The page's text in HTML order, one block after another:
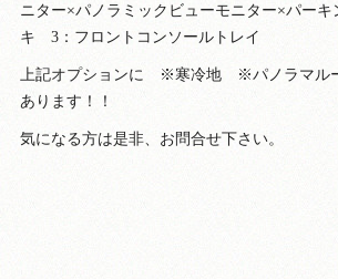
ニター×パノラミックビューモニター×パーキ
キ 3：フロントコンソールトレイ
上記オプションに ※寒冷地 ※パノラマル
あります！！
気になる方は是非、お問合せ下さい。